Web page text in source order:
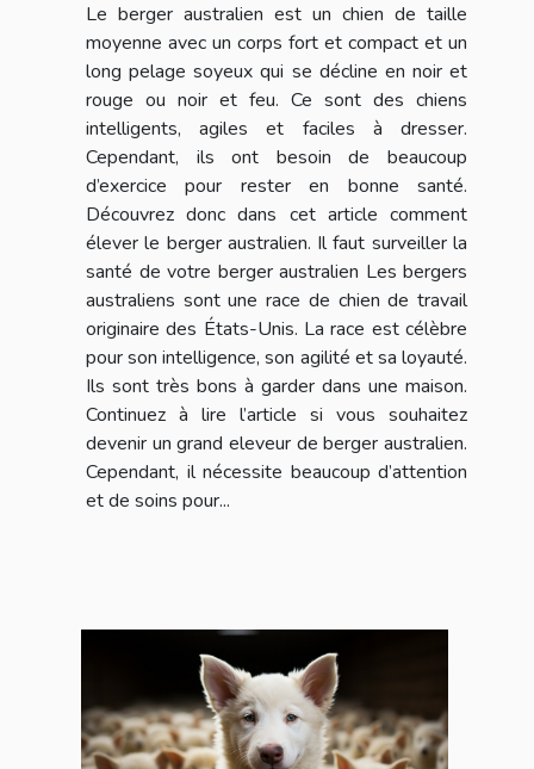
Le berger australien est un chien de taille
moyenne avec un corps fort et compact et un
long pelage soyeux qui se décline en noir et
rouge ou noir et feu. Ce sont des chiens
intelligents, agiles et faciles à dresser.
Cependant, ils ont besoin de beaucoup
d’exercice pour rester en bonne santé.
Découvrez donc dans cet article comment
élever le berger australien. Il faut surveiller la
santé de votre berger australien Les bergers
australiens sont une race de chien de travail
originaire des États-Unis. La race est célèbre
pour son intelligence, son agilité et sa loyauté.
Ils sont très bons à garder dans une maison.
Continuez à lire l’article si vous souhaitez
devenir un grand eleveur de berger australien.
Cependant, il nécessite beaucoup d’attention
et de soins pour...